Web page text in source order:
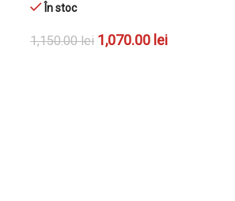
În stoc
1,150.00lei 1,070.00 lei